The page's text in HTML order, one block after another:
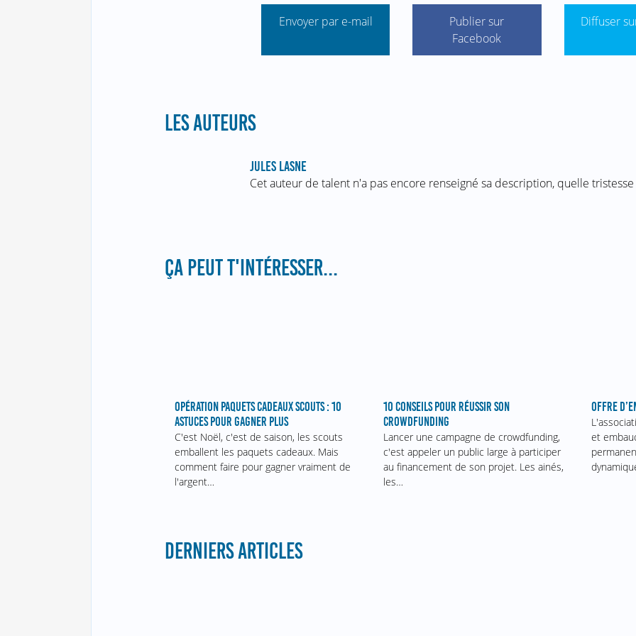
Envoyer par e-mail
Publier sur
Facebook
Diffuser
LES AUTEURS
JULES LASNE
Cet auteur de talent n'a pas encore renseigné sa description, quelle tristesse
ÇA PEUT T'INTÉRESSER...
OPÉRATION PAQUETS CADEAUX SCOUTS : 10
ASTUCES POUR GAGNER PLUS
C'est Noël, c'est de saison, les scouts
emballent les paquets cadeaux. Mais
comment faire pour gagner vraiment de
l'argent…
10 CONSEILS POUR RÉUSSIR SON
CROWDFUNDING
Lancer une campagne de crowdfunding,
c'est appeler un public large à participer
au financement de son projet. Les ainés,
les…
OFFRE
et
DERNIERS ARTICLES